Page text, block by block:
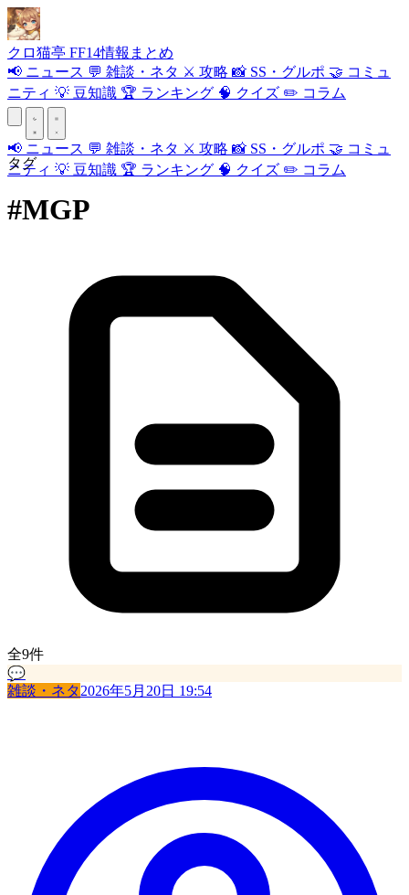
クロ猫亭 FF14情報まとめ
📢 ニュース 💬 雑談・ネタ ⚔️ 攻略 📸 SS・グルポ 🤝 コミュ
ニティ 💡 豆知識 🏆 ランキング 🧠 クイズ ✏️ コラム
📢 ニュース 💬 雑談・ネタ ⚔️ 攻略 📸 SS・グルポ 🤝 コミュ
ニティ 💡 豆知識 🏆 ランキング 🧠 クイズ ✏️ コラム
タグ
#MGP
全9件
💬
雑談・ネタ2026年5月20日 19:54